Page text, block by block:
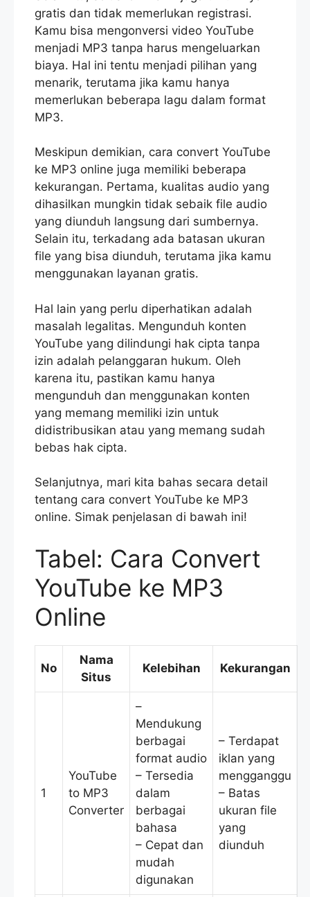
gratis dan tidak memerlukan registrasi.
Kamu bisa mengonversi video YouTube
menjadi MP3 tanpa harus mengeluarkan
biaya. Hal ini tentu menjadi pilihan yang
menarik, terutama jika kamu hanya
memerlukan beberapa lagu dalam format
MP3.
Meskipun demikian, cara convert YouTube
ke MP3 online juga memiliki beberapa
kekurangan. Pertama, kualitas audio yang
dihasilkan mungkin tidak sebaik file audio
yang diunduh langsung dari sumbernya.
Selain itu, terkadang ada batasan ukuran
file yang bisa diunduh, terutama jika kamu
menggunakan layanan gratis.
Hal lain yang perlu diperhatikan adalah
masalah legalitas. Mengunduh konten
YouTube yang dilindungi hak cipta tanpa
izin adalah pelanggaran hukum. Oleh
karena itu, pastikan kamu hanya
mengunduh dan menggunakan konten
yang memang memiliki izin untuk
didistribusikan atau yang memang sudah
bebas hak cipta.
Selanjutnya, mari kita bahas secara detail
tentang cara convert YouTube ke MP3
online. Simak penjelasan di bawah ini!
Tabel: Cara Convert
YouTube ke MP3
Online
No
Nama
Situs
Kelebihan Kekurangan
1
YouTube
to MP3
Converter
–
Mendukung
berbagai
format audio
– Tersedia
dalam
berbagai
bahasa
– Cepat dan
mudah
digunakan
– Terdapat
iklan yang
mengganggu
– Batas
ukuran file
yang
diunduh